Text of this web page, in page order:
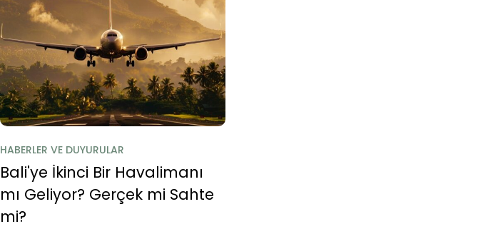
HABERLER VE DUYURULAR
Bali'ye İkinci Bir Havalimanı
mı Geliyor? Gerçek mi Sahte
mi?